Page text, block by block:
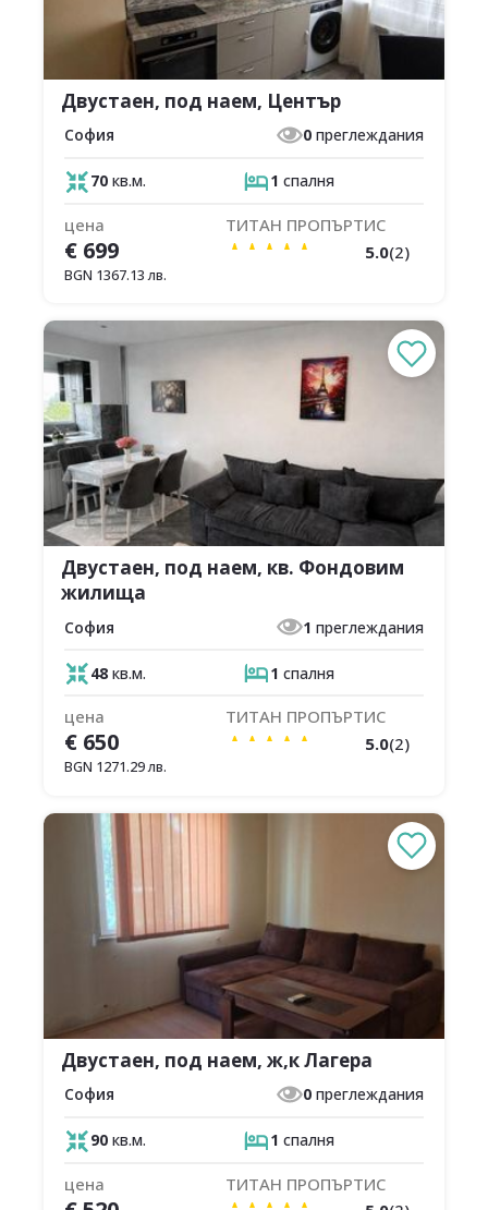
Двустаен, под наем, Център
София 0 преглеждания
70 кв.м. 1 спалня
цена
€ 699
BGN 1367.13лв.
ТИТАН ПРОПЪРТИС
5.0(2)
Двустаен, под наем, кв. Фондовим
жилища
София 1 преглеждания
48 кв.м. 1 спалня
цена
€ 650
BGN 1271.29лв.
ТИТАН ПРОПЪРТИС
5.0(2)
Двустаен, под наем, ж,к Лагера
София 0 преглеждания
90 кв.м. 1 спалня
цена
ТИТАН ПРОПЪРТИС